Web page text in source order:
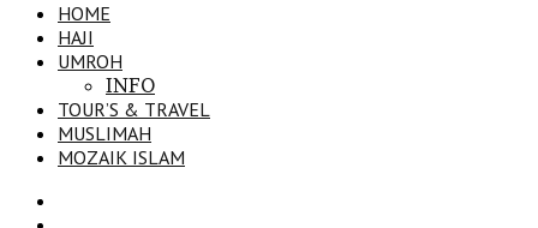
HOME
HAJI
UMROH
INFO
TOUR’S & TRAVEL
MUSLIMAH
MOZAIK ISLAM